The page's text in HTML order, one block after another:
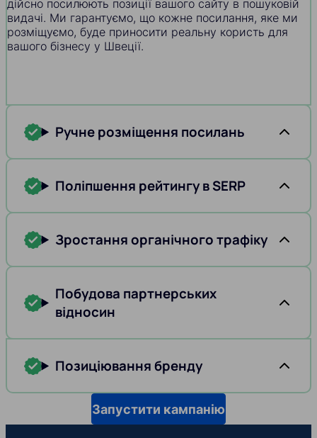
дійсно посилюють позиції вашого сайту в пошуковій
видачі. Ми гарантуємо, що кожне посилання, яке ми
розміщуємо, буде приносити реальну користь для
вашого бізнесу у Швеції.
Ручне розміщення посилань
Поліпшення рейтингу в SERP
Зростання органічного трафіку
Побудова партнерських
відносин
Позиціювання бренду
Запустити кампанію